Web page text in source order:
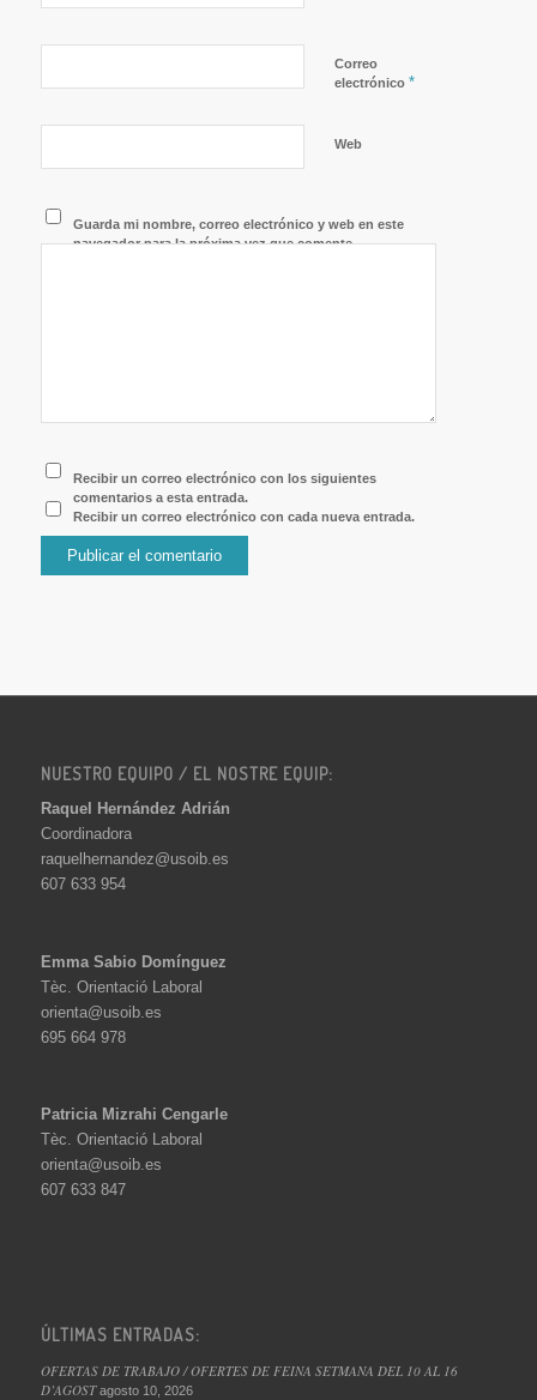
Correo
electrónico *
Web
Guarda mi nombre, correo electrónico y web en este
navegador para la próxima vez que comente.
Recibir un correo electrónico con los siguientes
comentarios a esta entrada.
Recibir un correo electrónico con cada nueva entrada.
NUESTRO EQUIPO / EL NOSTRE EQUIP:
Raquel Hernández Adrián
Coordinadora
raquelhernandez@usoib.es
607 633 954
Emma Sabio Domínguez
Tèc. Orientació Laboral
orienta@usoib.es
695 664 978
Patricia Mizrahi Cengarle
Tèc. Orientació Laboral
orienta@usoib.es
607 633 847
ÚLTIMAS ENTRADAS:
OFERTAS DE TRABAJO / OFERTES DE FEINA SETMANA DEL 10 AL 16
D’AGOST agosto 10, 2026